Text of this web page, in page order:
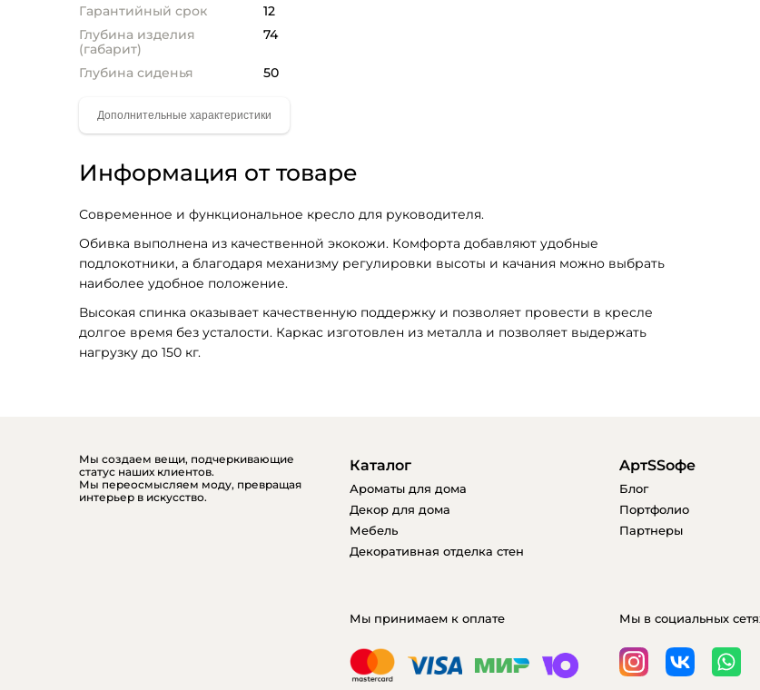
Гарантийный срок
12
Глубина изделия
(габарит)
74
Глубина сиденья 50
Информация от товаре
Современное и функциональное кресло для руководителя.
Обивка выполнена из качественной экокожи. Комфорта добавляют удобные
подлокотники, а благодаря механизму регулировки высоты и качания можно выбрать
наиболее удобное положение.
Высокая спинка оказывает качественную поддержку и позволяет провести в кресле
долгое время без усталости. Каркас изготовлен из металла и позволяет выдержать
нагрузку до 150 кг.
Мы создаем вещи, подчеркивающие
статус наших клиентов.
Мы переосмысляем моду, превращая
интерьер в искусство.
Каталог
Ароматы для дома
Декор для дома
Мебель
Декоративная отделка стен
AртSSофе
Блог
Портфолио
Партнеры
Мы принимаем к оплате Мы в социальных